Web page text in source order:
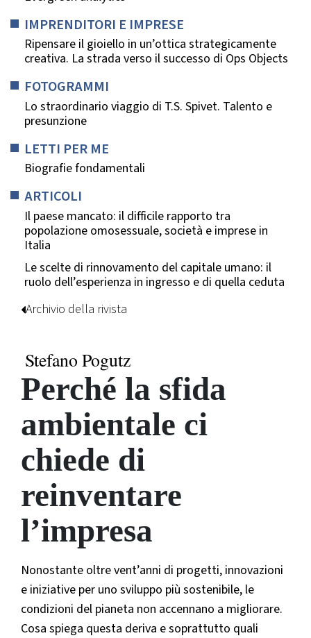
IMPRENDITORI E IMPRESE
Ripensare il gioiello in un’ottica strategicamente
creativa. La strada verso il successo di Ops Objects
FOTOGRAMMI
Lo straordinario viaggio di T.S. Spivet. Talento e
presunzione
LETTI PER ME
Biografie fondamentali
ARTICOLI
Il paese mancato: il difficile rapporto tra
popolazione omosessuale, società e imprese in
Italia
Le scelte di rinnovamento del capitale umano: il
ruolo dell’esperienza in ingresso e di quella ceduta
Archivio della rivista
Stefano Pogutz
Perché la sfida
ambientale ci
chiede di
reinventare
l’impresa
Nonostante oltre vent’anni di progetti, innovazioni
e iniziative per uno sviluppo più sostenibile, le
condizioni del pianeta non accennano a migliorare.
Cosa spiega questa deriva e soprattutto quali